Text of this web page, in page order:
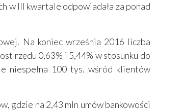
w III kwartale odpowiadała za ponad
Na koniec września 2016 liczba
rzędu 0,63% i 5,44% w stosunku do
niespełna 100 tys. wśród klientów
gdzie na 2,43 mln umów bankowości